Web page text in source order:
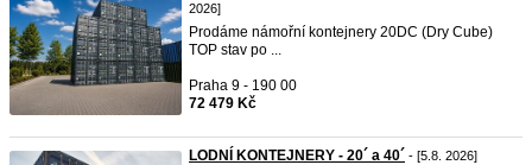
2026]
Prodáme námořní kontejnery 20DC (Dry Cube)
TOP stav po ...
Praha 9 - 190 00
72 479 Kč
LODNÍ KONTEJNERY - 20´ a 40´ - [5.8. 2026]